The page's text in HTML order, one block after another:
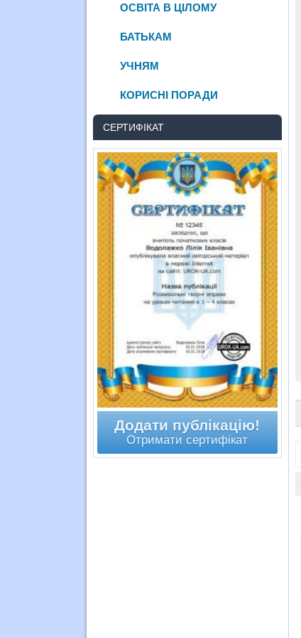
ОСВІТА В ЦІЛОМУ
БАТЬКАМ
УЧНЯМ
КОРИСНІ ПОРАДИ
СЕРТИФІКАТ
Додати публікацію!
Отримати сертифікат